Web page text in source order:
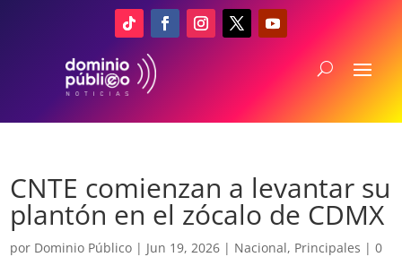
CNTE comienzan a levantar su
plantón en el zócalo de CDMX
por Dominio Público | Jun 19, 2026 | Nacional, Principales |0